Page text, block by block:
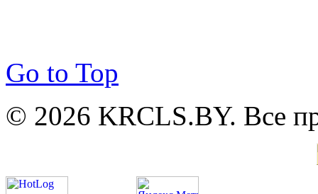
Go to Top
© 2026 KRCLS.BY. Все